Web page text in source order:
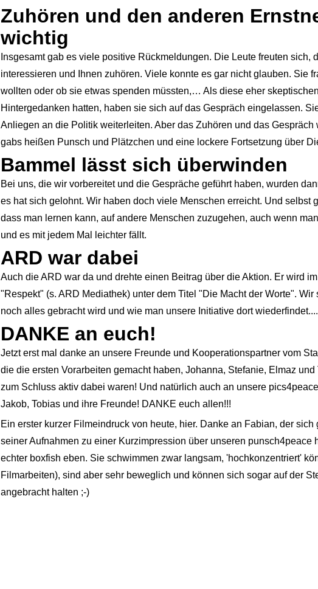
Zuhören und den anderen
wichtig
Insgesamt gab es viele positive Rückmeldungen. Die Leute freuten sich,
interessieren und Ihnen zuhören. Viele konnte es gar nicht glauben. Sie
wollten oder ob sie etwas spenden müssten,… Als diese eher
Hintergedanken hatten, haben sie sich auf das Gespräch eingelassen.
Anliegen an die Politik weiterleiten. Aber das Zuhören und das
gabs heißen Punsch und Plätzchen und eine lockere Fortsetzung über
Bammel lässt sich überwinden
Bei uns, die wir vorbereitet und die Gespräche geführt haben, wurden
es hat sich gelohnt. Wir haben doch viele Menschen erreicht. Und selbst
dass man lernen kann, auf andere Menschen zuzugehen, auch wenn
und es mit jedem Mal leichter fällt.
ARD war dabei
Auch die ARD war da und drehte einen Beitrag über die Aktion. Er wird
"Respekt" (s. ARD Mediathek) unter dem Titel "Die Macht der Worte".
noch alles gebracht wird und wie man unsere Initiative dort
DANKE an euch!
Jetzt erst mal danke an unsere Freunde und Kooperationspartner vom
die die ersten Vorarbeiten gemacht haben, Johanna, Stefanie, Elmaz
zum Schluss aktiv dabei waren! Und natürlich auch an unsere
Jakob, Tobias und ihre Freunde! DANKE euch allen!!!
Ein erster kurzer Filmeindruck von heute, hier. Danke an Fabian, der
seiner Aufnahmen zu einer Kurzimpression über unseren punsch4peace
echter boxfish eben. Sie schwimmen zwar langsam, 'hochkonzentriert'
Filmarbeiten), sind aber sehr beweglich und können sich sogar auf der
angebracht halten ;-)